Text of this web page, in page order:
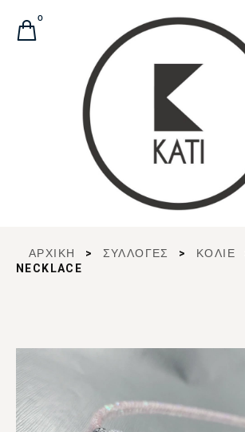
0
ΑΡΧΙΚΉ > ΣΥΛΛΟΓΈΣ > ΚΟΛΙΕ
NECKLACE